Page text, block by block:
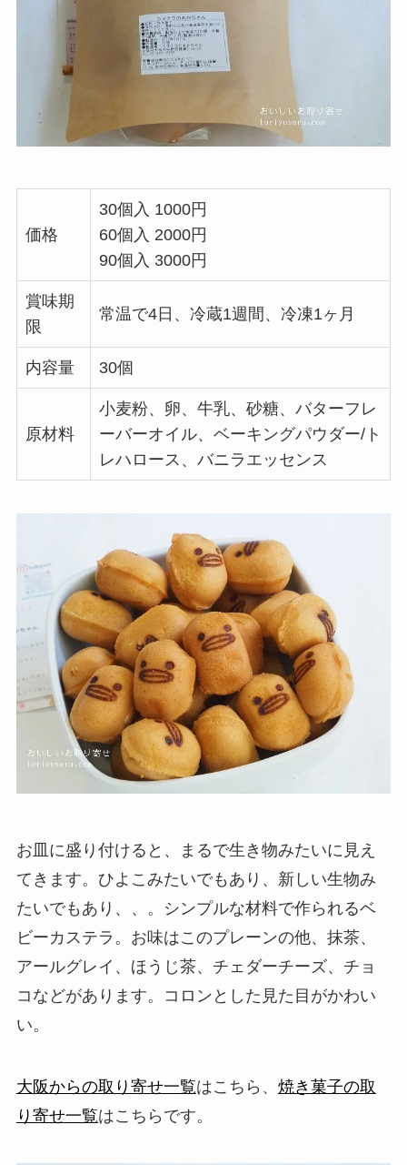
価格
30個入 1000円
60個入 2000円
90個入 3000円
賞味期
限
常温で4日、冷蔵1週間、冷凍1ヶ月
内容量 30個
原材料
小麦粉、卵、牛乳、砂糖、バターフレ
ーバーオイル、ベーキングパウダー/ト
レハロース、バニラエッセンス
お皿に盛り付けると、まるで生き物みたいに見え
てきます。ひよこみたいでもあり、新しい生物み
たいでもあり、、。シンプルな材料で作られるベ
ビーカステラ。お味はこのプレーンの他、抹茶、
アールグレイ、ほうじ茶、チェダーチーズ、チョ
コなどがあります。コロンとした見た目がかわい
い。
大阪からの取り寄せ一覧はこちら、 焼き菓子の取
り寄せ一覧はこちらです。